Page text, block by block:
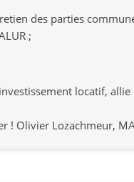
des parties
;
locatif,
! Olivier Lozachmeur,